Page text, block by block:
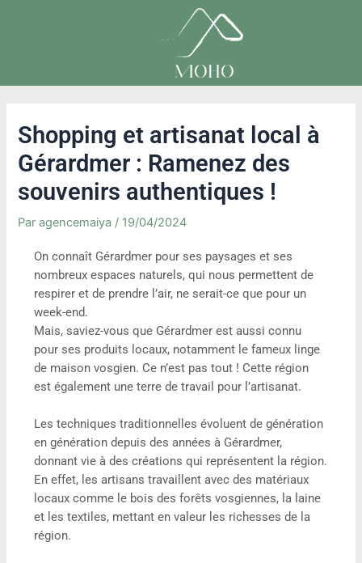
Shopping et artisanat local à
Gérardmer : Ramenez des
souvenirs authentiques !
Paragencemaiya / 19/04/2024
On connaît Gérardmer pour ses paysages et ses
nombreux espaces naturels, qui nous permettent de
respirer et de prendre l’air, ne serait-ce que pour un
week-end.
Mais, saviez-vous que Gérardmer est aussi connu
pour ses produits locaux, notamment le fameux linge
de maison vosgien. Ce n’est pas tout ! Cette région
est également une terre de travail pour l’artisanat.
Les techniques traditionnelles évoluent de génération
en génération depuis des années à Gérardmer,
donnant vie à des créations qui représentent la région.
En effet, les artisans travaillent avec des matériaux
locaux comme le bois des forêts vosgiennes, la laine
et les textiles, mettant en valeur les richesses de la
région.